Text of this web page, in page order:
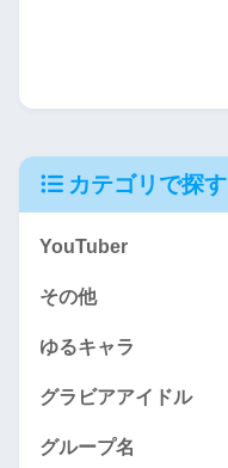
カテゴリで探す
YouTuber
その他
ゆるキャラ
グラビアアイドル
グループ名